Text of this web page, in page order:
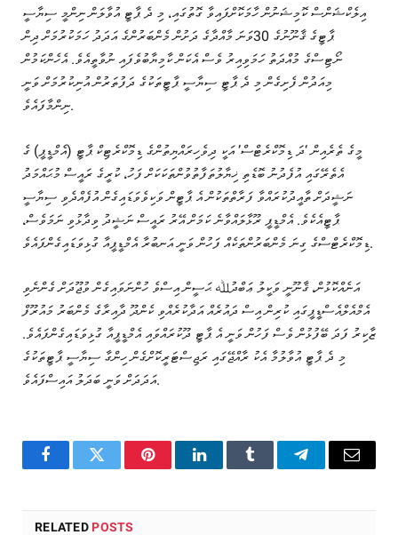
އިލެކްޝަންސް ކޮމިޝަނުން ހާމަކޮށްފައިވާ ގޮތުގައި، މި ދެ ޕާޓީ އުވާލަން ނިންމީ ސިޔާސީ
ޕާޓީގެ ޤާނޫނުގެ 30ވަނަ މާއްދާގެ ދަށުން މެންބަރުންގެ އަދަދު ހަމަކުރުމަށް ދިން
ނޯޓިސްގެ މުއްދަތު ހަމަވިއިރު ވެސް އެކަން ކާމިޔާބުވެފައި ނުވާތީއެވެ. އެހެންކަމުން
މިއަދުން ފެށިގެން މި ދެ ޕާޓީ ސިޔާސީ ޕާޓީތަކުގެ ދަފުތަރުން އުނިކުރުމަށް ވަނީ
ނިންމާފައެވެ.
މީގެ ތެރެއިން ‘ދަ ޑިމޮކްރެޓްސް’ އަކީ ދިވެހިރައްޔިތުންގެ ޑިމޮކްރެޓިކް ޕާޓީ (އެމްޑީޕީ) ގެ
އެތެރޭގައި އުފެދުނު ބޮޑެތި ޚިޔާލުތަފާތުވުންތަކަކަށް ފަހު، ކުރީގެ ރައީސް މުޙައްމަދު
ނަޝީދަށް ތާއީދުކުރައްވާ ފަރާތްތަކުން އެ ޕާޓީން ވަކިވެވަޑައިގެން އުފެއްދެވި ސިޔާސީ
ޕާޓީއެކެވެ. އެމްޑީޕީ ރޫޅާލައްވާނެ ކަމަށް އޭރު ރައީސް ނަޝީދު ވިދާޅުވި ނަމަވެސް،
ޑިމޮކްރެޓްސްގެ ގިނަ މެންބަރުންތަކެއް ފަހުން ވަނީ އަނބުރާ އެމްޑީޕީއާ ގުޅިވަޑައިގެންފައެވެ.
އަނެއްކޮޅުން، ޤާނޫނީ ވަކީލު ޢަބްދުﷲ ޙަސީން އިސްވެ ހުންނަވައިގެން ވުޖޫދަށް ގެންނެވި
އެމްއެލްއެސްޑީޕީގައި ކުރިން އިސް ދައުރެއް އަދާކުރެއްވި ކެންދޫ ދާއިރާގެ މެންބަރު މައުރޫފް
ޒާކިރު ފަދަ ބޭފުޅުން ވެސް ފަހުން ވަނީ އެ ޕާޓީ ދޫކުރައްވައި އެމްޑީޕީއާ ގުޅިވަޑައިގެންފައެވެ.
މި ދެ ޕާޓީ އުވާލުމާ އެކު ރާއްޖޭގައި ރަޖިސްޓަރީކޮށްގެން ހިންގާ ސިޔާސީ ޕާޓީތަކުގެ
އަދަދަށް ވަނީ ބަދަލު އައިސްފައެވެ.
FacebookTwitter PinterestLinkedInTumblr TelegramEmail
RELATED POSTS